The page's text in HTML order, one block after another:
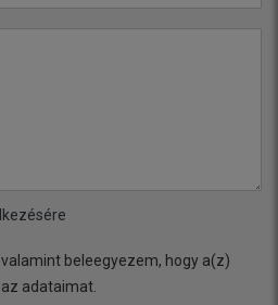
beleegyezem, hogy a(z)
adataimat.